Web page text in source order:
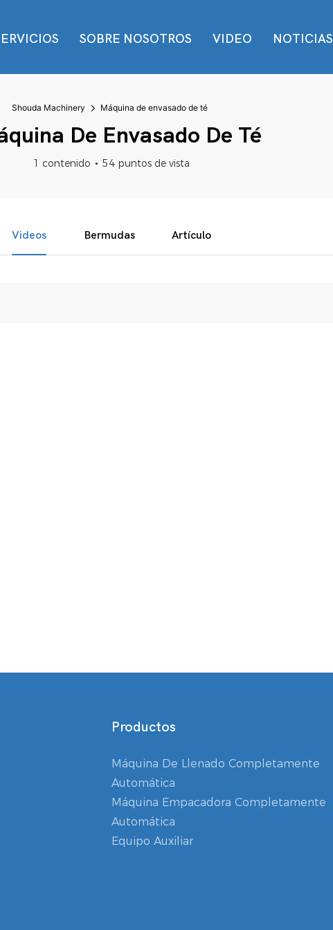
SOBRE NOSOTROS VIDEO NOTICIAS
Shouda Machinery Máquina de envasado de té
De Envasado De Té
1 contenido 54 puntos de vista
Videos Bermudas Artículo
Productos
Máquina De Llenado Completamente
Automática
Máquina Empacadora Completamente
Automática
Equipo Auxiliar